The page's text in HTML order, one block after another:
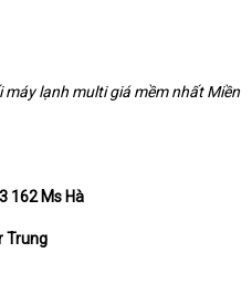
máy lạnh multi giá mềm nhất Miền
162 Ms Hà
Trung